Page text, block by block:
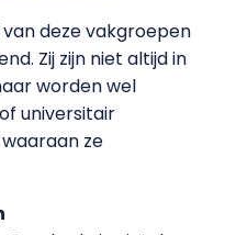
deze vakgroepen
Zij zijn niet altijd in
worden wel
universitair
ze